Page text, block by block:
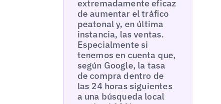
extremadamente eficaz
de aumentar el tráfico
peatonal y, en última
instancia, las ventas.
Especialmente si
tenemos en cuenta que,
según Google, la tasa
de compra dentro de
las 24 horas siguientes
a una búsqueda local